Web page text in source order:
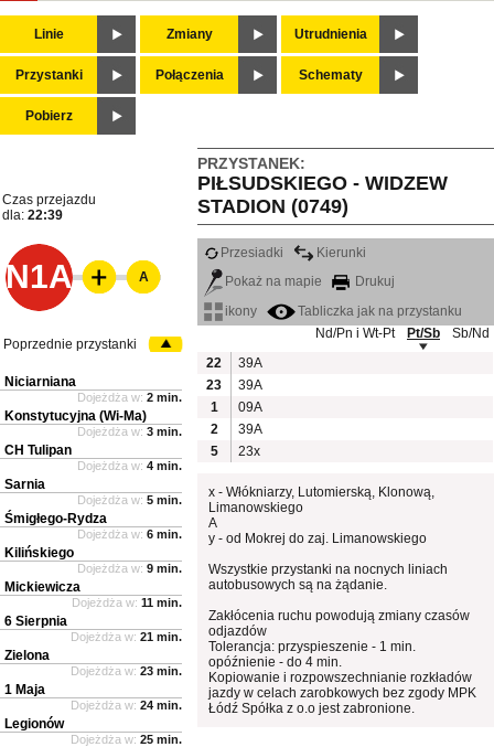
Linie Zmiany Utrudnienia
Przystanki Połączenia Schematy
Pobierz
PRZYSTANEK:
PIŁSUDSKIEGO - WIDZEW
STADION (0749)
Czas przejazdu
dla: 22:39
N1A
Przesiadki
Kierunki
Pokaż na mapie
Drukuj
ikony
Tabliczka jak na przystanku
Nd/Pn i Wt-Pt
Pt/Sb
Sb/Nd
22
39A
23
39A
1
09A
2
39A
5
23x
x - Włókniarzy, Lutomierską, Klonową,
Limanowskiego
A
y - od Mokrej do zaj. Limanowskiego
Wszystkie przystanki na nocnych liniach
autobusowych są na żądanie.
Zakłócenia ruchu powodują zmiany czasów
odjazdów
Tolerancja: przyspieszenie - 1 min.
opóźnienie - do 4 min.
Kopiowanie i rozpowszechnianie rozkładów
jazdy w celach zarobkowych bez zgody MPK
Łódź Spółka z o.o jest zabronione.
A
Poprzednie przystanki
Niciarniana
Dojeżdża w: 2 min.
Konstytucyjna (Wi-Ma)
Dojeżdża w: 3 min.
CH Tulipan
Dojeżdża w: 4 min.
Sarnia
Dojeżdża w: 5 min.
Śmigłego-Rydza
Dojeżdża w: 6 min.
Kilińskiego
Dojeżdża w: 9 min.
Mickiewicza
Dojeżdża w: 11 min.
6 Sierpnia
Dojeżdża w: 21 min.
Zielona
Dojeżdża w: 23 min.
1 Maja
Dojeżdża w: 24 min.
Legionów
Dojeżdża w: 25 min.